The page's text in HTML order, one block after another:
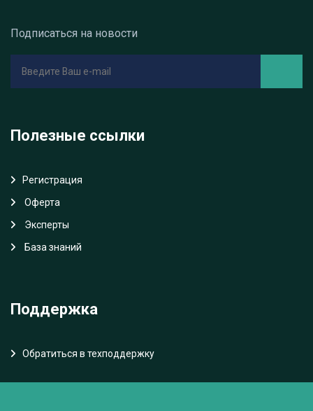
Подписаться на новости
Полезные ссылки
Регистрация
Oферта
Эксперты
База знаний
Поддержка
Обратиться в техподдержку